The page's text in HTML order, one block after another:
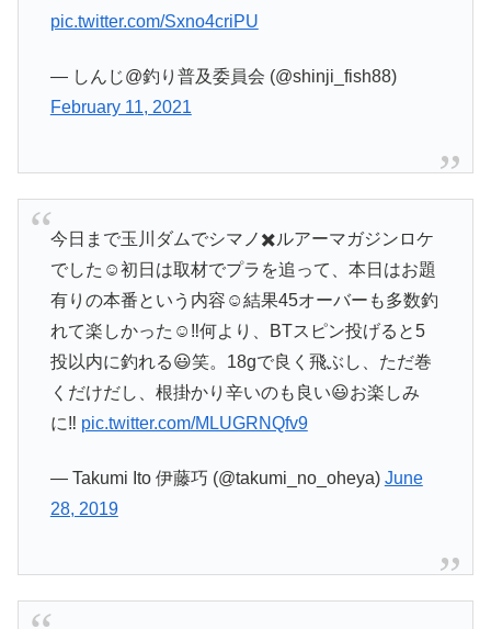
pic.twitter.com/Sxno4criPU
— しんじ@釣り普及委員会 (@shinji_fish88)
February 11, 2021
今日まで玉川ダムでシマノ✖️ルアーマガジンロケ
でした☺️初日は取材でプラを追って、本日はお題
有りの本番という内容☺️結果45オーバーも多数釣
れて楽しかった☺️‼️何より、BTスピン投げると5
投以内に釣れる😃笑。18gで良く飛ぶし、ただ巻
くだけだし、根掛かり辛いのも良い😃お楽しみ
に‼️ pic.twitter.com/MLUGRNQfv9
— Takumi Ito 伊藤巧 (@takumi_no_oheya) June
28, 2019